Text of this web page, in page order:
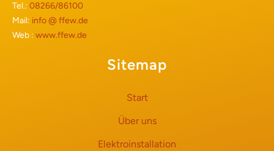
Tel.: 08266/86100
Mail: info @ ffew.de
Web : www.ffew.de
Sitemap
Start
Über uns
Elektroinstallation